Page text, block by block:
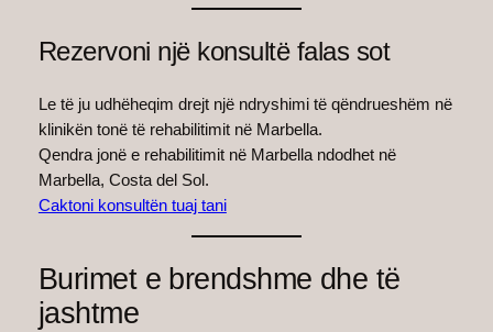
Rezervoni një konsultë falas sot
Le të ju udhëheqim drejt një ndryshimi të qëndrueshëm në
klinikën tonë të rehabilitimit në Marbella.
Qendra jonë e rehabilitimit në Marbella ndodhet në
Marbella, Costa del Sol.
Caktoni konsultën tuaj tani
Burimet e brendshme dhe të
jashtme